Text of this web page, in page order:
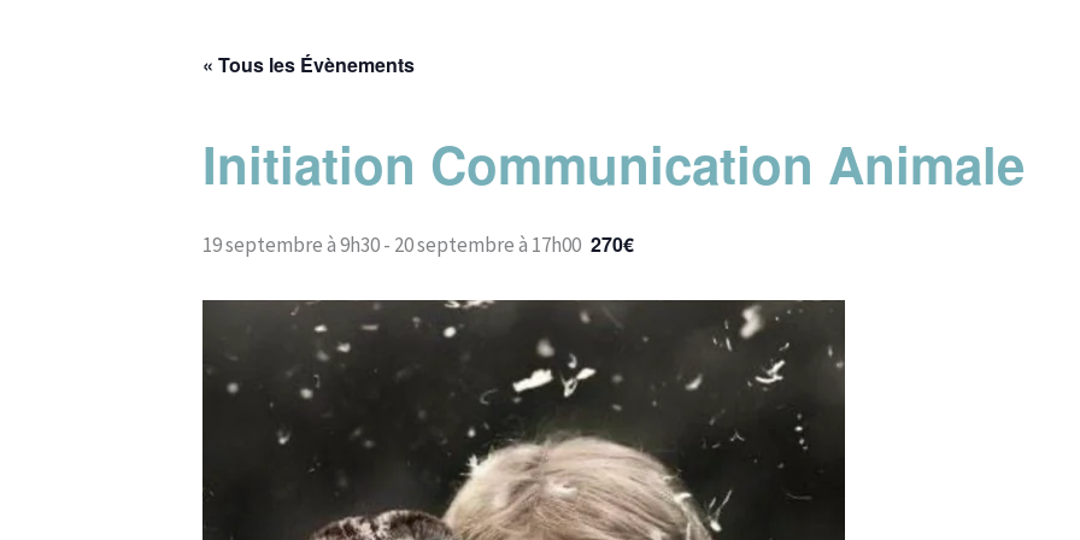
« Tous les Évènements
Initiation Communication Animale
19 septembre à 9h30- 20 septembre à 17h00 270€